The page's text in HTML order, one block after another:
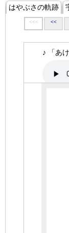
はやぶさの軌跡
<<< <<
♪ 「あ